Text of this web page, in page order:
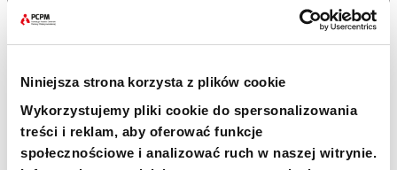
Niniejsza strona korzysta z plików cookie
Wykorzystujemy pliki cookie do spersonalizowania
treści i reklam, aby oferować funkcje
społecznościowe i analizować ruch w naszej witrynie.
Newsletter
Chcesz być na bieżąco? Zapisz się do naszego